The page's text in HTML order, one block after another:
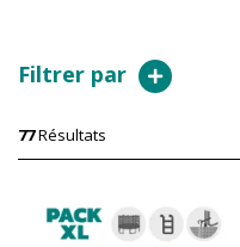
Filtrer par
77Résultats